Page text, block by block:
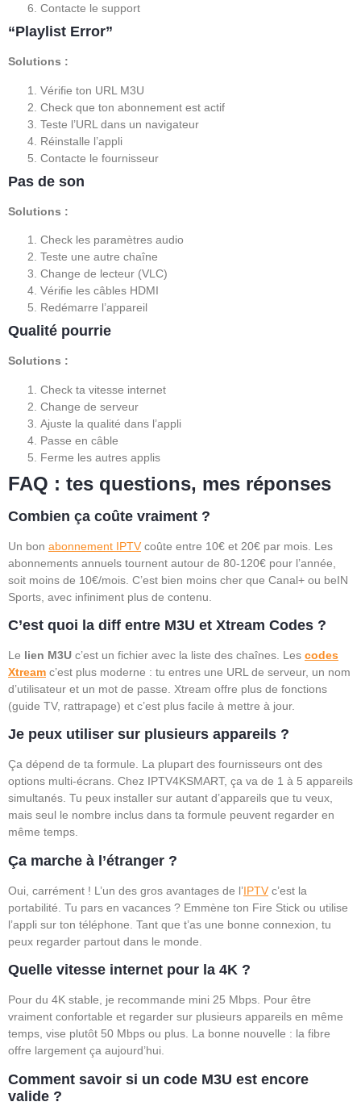
Contacte le support
“Playlist Error”
Solutions :
Vérifie ton URL M3U
Check que ton abonnement est actif
Teste l’URL dans un navigateur
Réinstalle l’appli
Contacte le fournisseur
Pas de son
Solutions :
Check les paramètres audio
Teste une autre chaîne
Change de lecteur (VLC)
Vérifie les câbles HDMI
Redémarre l’appareil
Qualité pourrie
Solutions :
Check ta vitesse internet
Change de serveur
Ajuste la qualité dans l’appli
Passe en câble
Ferme les autres applis
FAQ : tes questions, mes réponses
Combien ça coûte vraiment ?
Un bon abonnement IPTV coûte entre 10€ et 20€ par mois. Les
abonnements annuels tournent autour de 80-120€ pour l’année,
soit moins de 10€/mois. C’est bien moins cher que Canal+ ou beIN
Sports, avec infiniment plus de contenu.
C’est quoi la diff entre M3U et Xtream Codes ?
Le lien M3U c’est un fichier avec la liste des chaînes. Les codes
Xtream c’est plus moderne : tu entres une URL de serveur, un nom
d’utilisateur et un mot de passe. Xtream offre plus de fonctions
(guide TV, rattrapage) et c’est plus facile à mettre à jour.
Je peux utiliser sur plusieurs appareils ?
Ça dépend de ta formule. La plupart des fournisseurs ont des
options multi-écrans. Chez IPTV4KSMART, ça va de 1 à 5 appareils
simultanés. Tu peux installer sur autant d’appareils que tu veux,
mais seul le nombre inclus dans ta formule peuvent regarder en
même temps.
Ça marche à l’étranger ?
Oui, carrément ! L’un des gros avantages de l’IPTV c’est la
portabilité. Tu pars en vacances ? Emmène ton Fire Stick ou utilise
l’appli sur ton téléphone. Tant que t’as une bonne connexion, tu
peux regarder partout dans le monde.
Quelle vitesse internet pour la 4K ?
Pour du 4K stable, je recommande mini 25 Mbps. Pour être
vraiment confortable et regarder sur plusieurs appareils en même
temps, vise plutôt 50 Mbps ou plus. La bonne nouvelle : la fibre
offre largement ça aujourd’hui.
Comment savoir si un code M3U est encore
valide ?